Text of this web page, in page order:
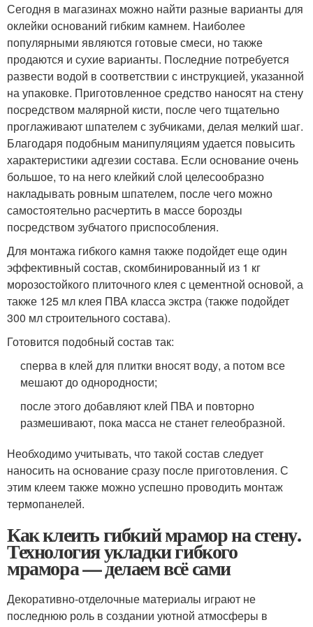
Сегодня в магазинах можно найти разные варианты для
оклейки оснований гибким камнем. Наиболее
популярными являются готовые смеси, но также
продаются и сухие варианты. Последние потребуется
развести водой в соответствии с инструкцией, указанной
на упаковке. Приготовленное средство наносят на стену
посредством малярной кисти, после чего тщательно
проглаживают шпателем с зубчиками, делая мелкий шаг.
Благодаря подобным манипуляциям удается повысить
характеристики адгезии состава. Если основание очень
большое, то на него клейкий слой целесообразно
накладывать ровным шпателем, после чего можно
самостоятельно расчертить в массе борозды
посредством зубчатого приспособления.
Для монтажа гибкого камня также подойдет еще один
эффективный состав, скомбинированный из 1 кг
морозостойкого плиточного клея с цементной основой, а
также 125 мл клея ПВА класса экстра (также подойдет
300 мл строительного состава).
Готовится подобный состав так:
сперва в клей для плитки вносят воду, а потом все
мешают до однородности;
после этого добавляют клей ПВА и повторно
размешивают, пока масса не станет гелеобразной.
Необходимо учитывать, что такой состав следует
наносить на основание сразу после приготовления. С
этим клеем также можно успешно проводить монтаж
термопанелей.
Как клеить гибкий мрамор на стену.
Технология укладки гибкого
мрамора — делаем всё сами
Декоративно-отделочные материалы играют не
последнюю роль в создании уютной атмосферы в